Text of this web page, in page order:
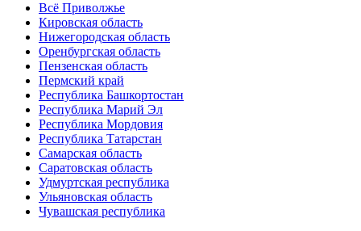
Всё Приволжье
Кировская область
Нижегородская область
Оренбургская область
Пензенская область
Пермский край
Республика Башкортостан
Республика Марий Эл
Республика Мордовия
Республика Татарстан
Самарская область
Саратовская область
Удмуртская республика
Ульяновская область
Чувашская республика